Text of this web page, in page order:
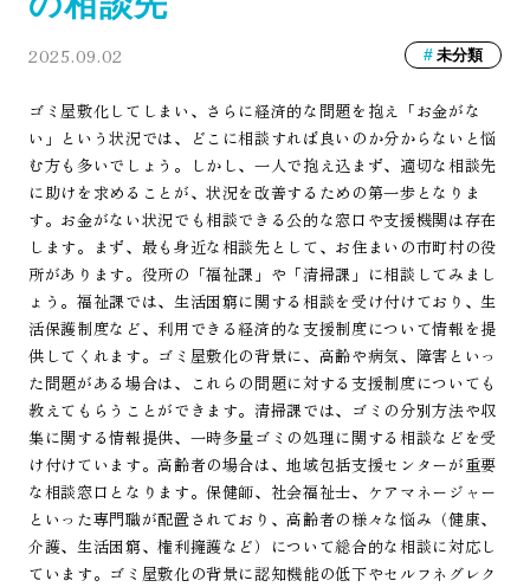
2025.09.02 未分類
ゴミ屋敷化してしまい、さらに経済的な問題を抱え「お金がな
い」という状況では、どこに相談すれば良いのか分からないと悩
む方も多いでしょう。しかし、一人で抱え込まず、適切な相談先
に助けを求めることが、状況を改善するための第一歩となりま
す。お金がない状況でも相談できる公的な窓口や支援機関は存在
します。まず、最も身近な相談先として、お住まいの市町村の役
所があります。役所の「福祉課」や「清掃課」に相談してみまし
ょう。福祉課では、生活困窮に関する相談を受け付けており、生
活保護制度など、利用できる経済的な支援制度について情報を提
供してくれます。ゴミ屋敷化の背景に、高齢や病気、障害といっ
た問題がある場合は、これらの問題に対する支援制度についても
教えてもらうことができます。清掃課では、ゴミの分別方法や収
集に関する情報提供、一時多量ゴミの処理に関する相談などを受
け付けています。高齢者の場合は、地域包括支援センターが重要
な相談窓口となります。保健師、社会福祉士、ケアマネージャー
といった専門職が配置されており、高齢者の様々な悩み（健康、
介護、生活困窮、権利擁護など）について総合的な相談に対応し
ています。ゴミ屋敷化の背景に認知機能の低下やセルフネグレク